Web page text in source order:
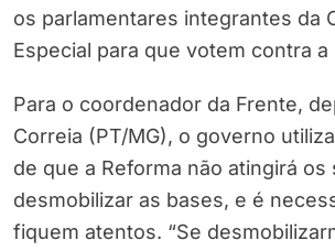
os parlamentares integrantes da
Especial para que votem contra a
Para o coordenador da Frente,
Correia (PT/MG), o governo
de que a Reforma não atingirá
desmobilizar as bases, e é
fiquem atentos. “Se